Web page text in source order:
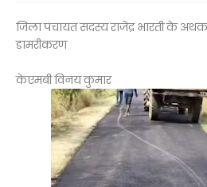
जिला पंचायत सदस्य राजेंद्र भारती के
डामरीकरण
केएमबी विनय कुमार